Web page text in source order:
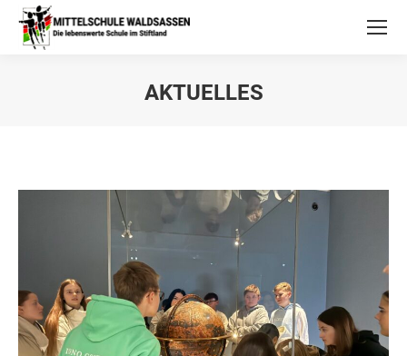
AKTUELLES